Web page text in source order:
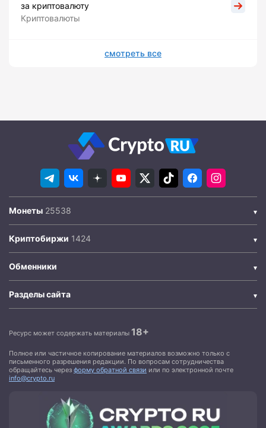
за криптовалюту
Криптовалюты
смотреть все
Монеты
Криптобиржи
Обменники
Разделы сайта
Ресурс может содержать материалы 18+
Полное или частичное копирование материалов возможно только с
письменного разрешения редакции. По вопросам сотрудничества
обращайтесь через форму обратной связи или по электронной почте
info@crypto.ru